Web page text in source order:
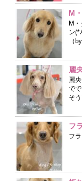
M
M
ン(*
（
麗
麗
で
そ
フ
フ